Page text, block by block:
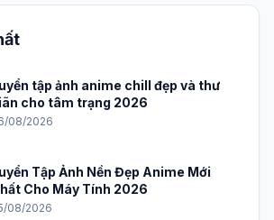
tập ảnh anime chill đẹp và thư
cho tâm trạng 2026
08/2026
Tập Ảnh Nền Đẹp Anime Mới
Cho Máy Tính 2026
08/2026